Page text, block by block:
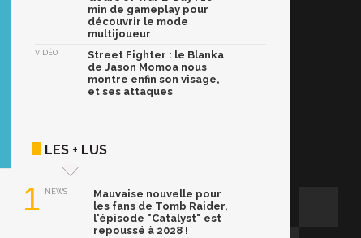
min de gameplay pour
découvrir le mode
multijoueur
VIDÉO
Street Fighter : le Blanka
de Jason Momoa nous
montre enfin son visage,
et ses attaques
LES + LUS
1 NEWS
Mauvaise nouvelle pour
les fans de Tomb Raider,
l'épisode "Catalyst" est
repoussé à 2028 !